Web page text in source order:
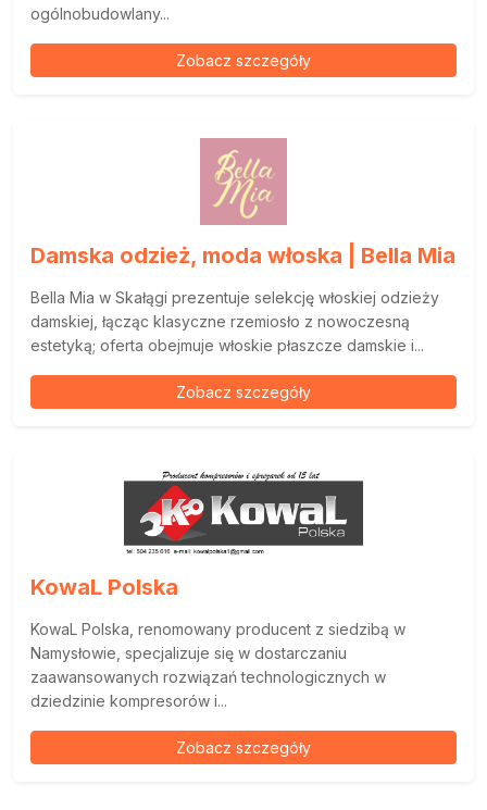
ogólnobudowlany...
Zobacz szczegóły
Damska odzież, moda włoska | Bella Mia
Bella Mia w Skałągi prezentuje selekcję włoskiej odzieży
damskiej, łącząc klasyczne rzemiosło z nowoczesną
estetyką; oferta obejmuje włoskie płaszcze damskie i...
Zobacz szczegóły
KowaL Polska
KowaL Polska, renomowany producent z siedzibą w
Namysłowie, specjalizuje się w dostarczaniu
zaawansowanych rozwiązań technologicznych w
dziedzinie kompresorów i...
Zobacz szczegóły